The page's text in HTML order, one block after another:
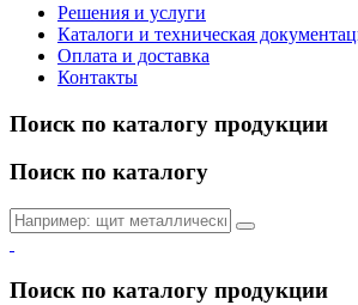
Решения и услуги
Каталоги и техническая
Оплата и доставка
Контакты
Поиск по каталогу продукции
Поиск по каталогу
Поиск по каталогу продукции